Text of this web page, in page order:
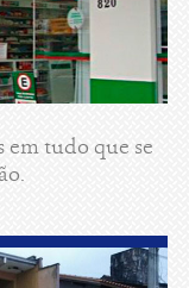
em tudo que se